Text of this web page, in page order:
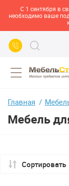
С 1 сентября в
необходимо ваше
Главная
Мебель
Сортировать